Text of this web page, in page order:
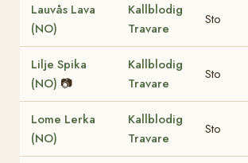
Lauvås Lava
(NO)
Kallblodig
Travare
Sto
Lilje Spika
(NO) 📷
Kallblodig
Travare
Sto
Lome Lerka
(NO)
Kallblodig
Travare
Sto